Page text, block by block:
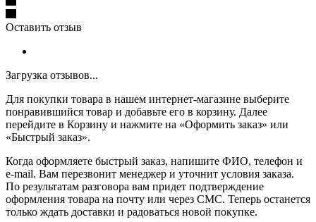
Оставить отзыв
Загрузка отзывов...
Для покупки товара в нашем интернет-магазине выберите
понравившийся товар и добавьте его в корзину. Далее
перейдите в Корзину и нажмите на «Оформить заказ» или
«Быстрый заказ».
Когда оформляете быстрый заказ, напишите ФИО, телефон и
e-mail. Вам перезвонит менеджер и уточнит условия заказа.
По результатам разговора вам придет подтверждение
оформления товара на почту или через СМС. Теперь останется
только ждать доставки и радоваться новой покупке.